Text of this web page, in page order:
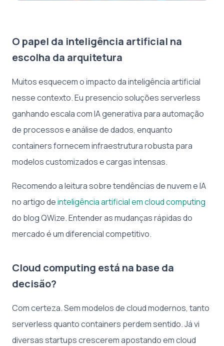
O papel da inteligência artificial na
escolha da arquitetura
Muitos esquecem o impacto da inteligência artificial
nesse contexto. Eu presencio soluções serverless
ganhando escala com IA generativa para automação
de processos e análise de dados, enquanto
containers fornecem infraestrutura robusta para
modelos customizados e cargas intensas.
Recomendo a leitura sobre tendências de nuvem e IA
no artigo deinteligência artificial em cloud computing
do blog QWize. Entender as mudanças rápidas do
mercado é um diferencial competitivo.
Cloud computing está na base da
decisão?
Com certeza. Sem modelos de cloud modernos, tanto
serverless quanto containers perdem sentido. Já vi
diversas startups crescerem apostando em cloud